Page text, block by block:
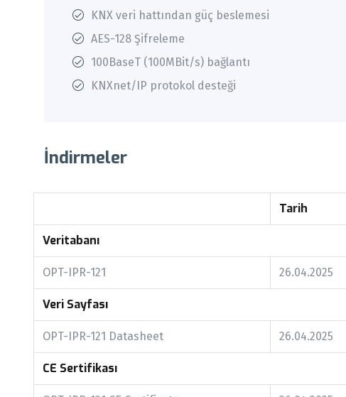
KNX veri hattından güç beslemesi
AES-128 Şifreleme
100BaseT (100MBit/s) bağlantı
KNXnet/IP protokol desteği
İndirmeler
Tarih
Veritabanı
OPT-IPR-121 26.04.2025
Veri Sayfası
OPT-IPR-121 Datasheet 26.04.2025
CE Sertifikası